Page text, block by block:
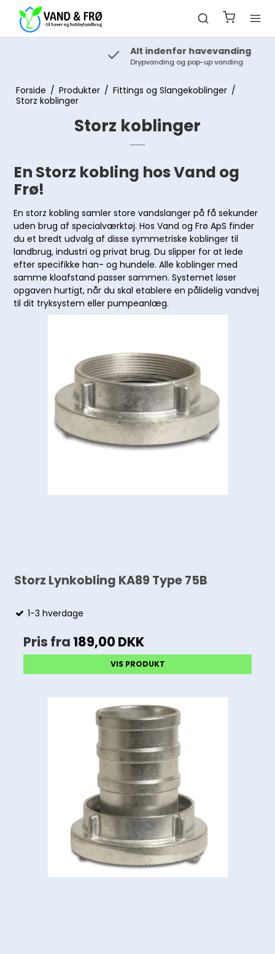
Alt indenfor havevanding
Drypvanding og pop-up vanding
Forside / Produkter / Fittings og Slangekoblinger /
Storz koblinger
Storz koblinger
En Storz kobling hos Vand og
Frø!
En storz kobling samler store vandslanger på få sekunder
uden brug af specialværktøj. Hos Vand og Frø ApS finder
du et bredt udvalg af disse symmetriske koblinger til
landbrug, industri og privat brug. Du slipper for at lede
efter specifikke han- og hundele. Alle koblinger med
samme kloafstand passer sammen. Systemet løser
opgaven hurtigt, når du skal etablere en pålidelig vandvej
til dit tryksystem eller pumpeanlæg.
Storz Lynkobling KA89 Type 75B
1-3 hverdage
Pris fra 189,00 DKK
VIS PRODUKT